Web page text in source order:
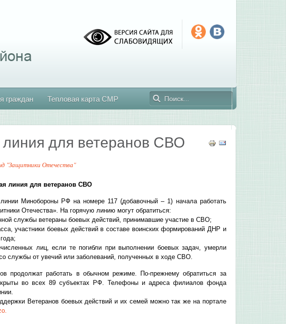
граждан Тепловая карта СМР
линия для ветеранов СВО
"Защитники Отечества"
линия для ветеранов СВО
Минобороны РФ на номере 117 (добавочный – 1) начала работать
Отечества». На горячую линию могут обратиться:
службы ветераны боевых действий, принимавшие участие в СВО;
участники боевых действий в составе воинских формирований ДНР и
лиц, если те погибли при выполнении боевых задач, умерли
службы от увечий или заболеваний, полученных в ходе СВО.
продолжат работать в обычном режиме. По-прежнему обратиться за
во всех 89 субъектах РФ. Телефоны и адреса филиалов фонда
Ветеранов боевых действий и их семей можно так же на портале